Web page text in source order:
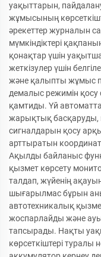
уақыттарын,
жұмысының
әрекеттер журналын
мүмкіндіктері
қонақтар үшін
жеткізулер үшін
және қалыпты жұмыс
демалыс режимін қосу
қамтиды. Үй
жарықтық басқаруды,
сигналдарын қосу
арттыратын
Ақылды байланыс
қызмет көрсету
талдап, жүйенің
шығарылмас бұрын
автотехникалық
жоспарлайды және
тапсырады. Нақты
көрсеткіштері туралы